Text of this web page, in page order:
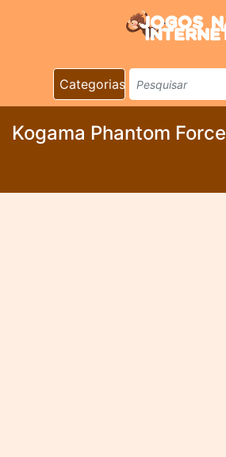
Categorias
Kogama Phantom Force